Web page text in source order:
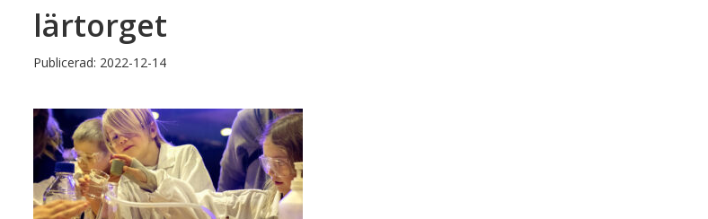
lärtorget
Publicerad: 2022-12-14